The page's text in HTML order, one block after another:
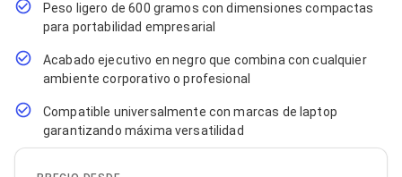
Cableado Estructurado
Sujetadores de Cables
Cinchos
Adaptadores
Adaptadores PC
Adaptadores PC USB
Adaptadores PC Serial
Adaptadores PC SATA
Adaptadores PC IDE
Adaptadores PC Teclado
Peso ligero de 600 gramos con dimensiones compactas
para portabilidad empresarial
Acabado ejecutivo en negro que combina con cualquier
ambiente corporativo o profesional
Compatible universalmente con marcas de laptop
garantizando máxima versatilidad